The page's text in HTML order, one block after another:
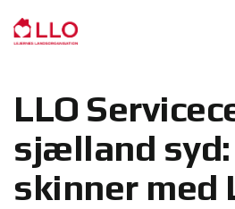
LLO
sjælland syd:
skinner med